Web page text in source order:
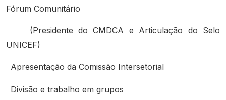
Fórum Comunitário
(Presidente do CMDCA e Articulação do Selo
UNICEF)
Apresentação da Comissão Intersetorial
Divisão e trabalho em grupos